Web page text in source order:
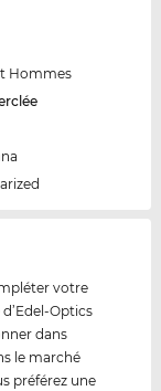
Hommes
votre
Optics
dans
le marché
préférez une